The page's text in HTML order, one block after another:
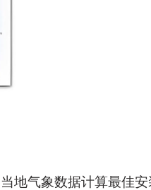
地气象数据计算最佳安